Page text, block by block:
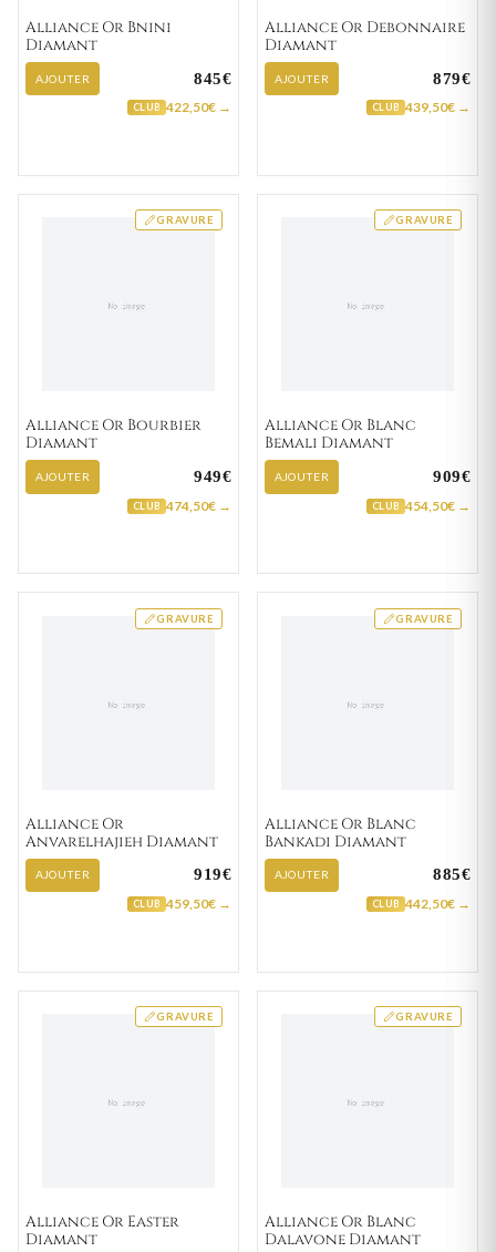
Alliance Or Bnini
Diamant
AJOUTER 845€
CLUB 422,50€ →
Alliance Or Debonnaire
Diamant
AJOUTER 879€
CLUB 439,50€ →
GRAVURE
Alliance Or Bourbier
Diamant
AJOUTER 949€
CLUB 474,50€ →
GRAVURE
Alliance Or Blanc
Bemali Diamant
AJOUTER 909€
CLUB 454,50€ →
GRAVURE
Alliance Or
Anvarelhajieh Diamant
AJOUTER 919€
CLUB 459,50€ →
GRAVURE
Alliance Or Blanc
Bankadi Diamant
AJOUTER 885€
CLUB 442,50€ →
GRAVURE
Alliance Or Easter
Diamant
GRAVURE
Alliance Or Blanc
Dalavone Diamant